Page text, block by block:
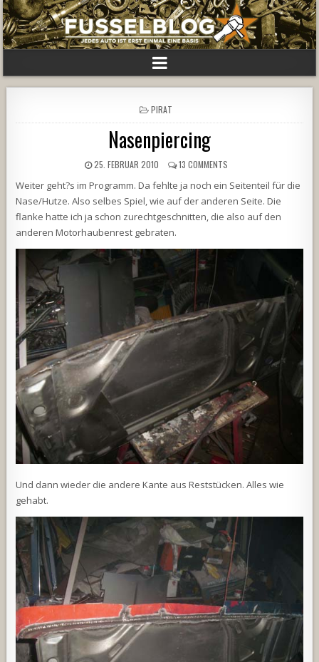
POSTED
IN
PIRAT
Nasenpiercing
25. FEBRUAR 2010 13 COMMENTS
Weiter geht?s im Programm. Da fehlte ja noch ein Seitenteil für die
Nase/Hutze. Also selbes Spiel, wie auf der anderen Seite. Die
flanke hatte ich ja schon zurechtgeschnitten, die also auf den
anderen Motorhaubenrest gebraten.
Und dann wieder die andere Kante aus Reststücken. Alles wie
gehabt.